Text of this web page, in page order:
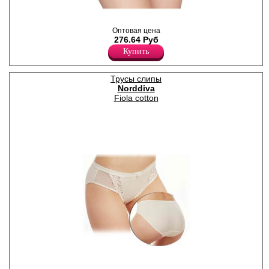
кружевными вставками по
Лайкра 10%
Полиамид 25%
Хлопок 65%
Оптовая цена
276.64 Руб
Купить
Трусы слипы
Norddiva
Fiola cotton